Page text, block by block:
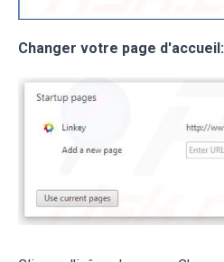
Changer votre page d'accueil: